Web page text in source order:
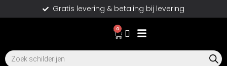
Gratis levering & betaling bij levering
0